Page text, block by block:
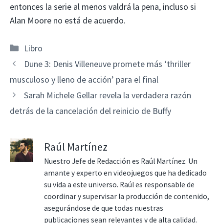
entonces la serie al menos valdrá la pena, incluso si
Alan Moore no está de acuerdo.
Categorías
Libro
Dune 3: Denis Villeneuve promete más ‘thriller
musculoso y lleno de acción’ para el final
Sarah Michele Gellar revela la verdadera razón
detrás de la cancelación del reinicio de Buffy
Raúl Martínez
Nuestro Jefe de Redacción es Raúl Martínez. Un
amante y experto en videojuegos que ha dedicado
su vida a este universo. Raúl es responsable de
coordinar y supervisar la producción de contenido,
asegurándose de que todas nuestras
publicaciones sean relevantes y de alta calidad.